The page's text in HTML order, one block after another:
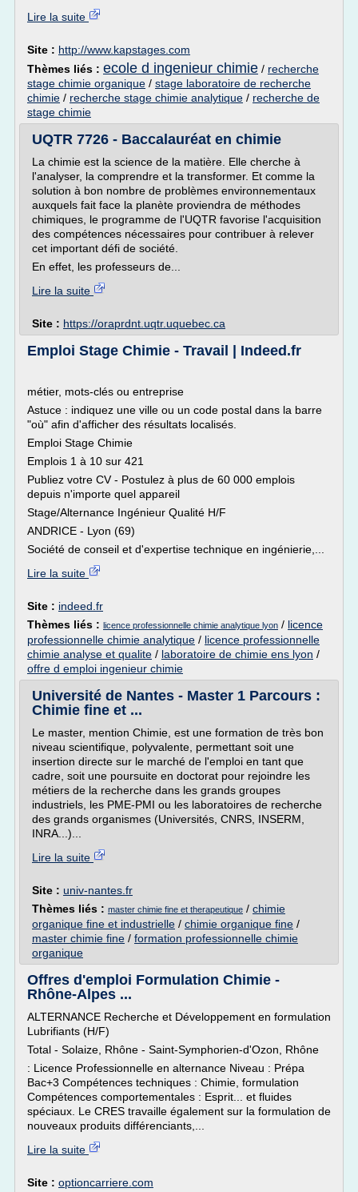
Lire la suite
Site : http://www.kapstages.com
Thèmes liés : ecole d ingenieur chimie / recherche
stage chimie organique / stage laboratoire de recherche
chimie / recherche stage chimie analytique / recherche de
stage chimie
UQTR 7726 - Baccalauréat en chimie
La chimie est la science de la matière. Elle cherche à
l'analyser, la comprendre et la transformer. Et comme la
solution à bon nombre de problèmes environnementaux
auxquels fait face la planète proviendra de méthodes
chimiques, le programme de l'UQTR favorise l'acquisition
des compétences nécessaires pour contribuer à relever
cet important défi de société.
En effet, les professeurs de...
Lire la suite
Site : https://oraprdnt.uqtr.uquebec.ca
Emploi Stage Chimie - Travail | Indeed.fr
métier, mots-clés ou entreprise
Astuce : indiquez une ville ou un code postal dans la barre
"où" afin d'afficher des résultats localisés.
Emploi Stage Chimie
Emplois 1 à 10 sur 421
Publiez votre CV - Postulez à plus de 60 000 emplois
depuis n'importe quel appareil
Stage/Alternance Ingénieur Qualité H/F
ANDRICE - Lyon (69)
Société de conseil et d'expertise technique en ingénierie,...
Lire la suite
Site : indeed.fr
Thèmes liés : licence professionnelle chimie analytique lyon / licence
professionnelle chimie analytique / licence professionnelle
chimie analyse et qualite / laboratoire de chimie ens lyon /
offre d emploi ingenieur chimie
Université de Nantes - Master 1 Parcours :
Chimie fine et ...
Le master, mention Chimie, est une formation de très bon
niveau scientifique, polyvalente, permettant soit une
insertion directe sur le marché de l'emploi en tant que
cadre, soit une poursuite en doctorat pour rejoindre les
métiers de la recherche dans les grands groupes
industriels, les PME-PMI ou les laboratoires de recherche
des grands organismes (Universités, CNRS, INSERM,
INRA...)...
Lire la suite
Site : univ-nantes.fr
Thèmes liés : master chimie fine et therapeutique / chimie
organique fine et industrielle / chimie organique fine /
master chimie fine / formation professionnelle chimie
organique
Offres d'emploi Formulation Chimie -
Rhône-Alpes ...
ALTERNANCE Recherche et Développement en formulation
Lubrifiants (H/F)
Total - Solaize, Rhône - Saint-Symphorien-d'Ozon, Rhône
: Licence Professionnelle en alternance Niveau : Prépa
Bac+3 Compétences techniques : Chimie, formulation
Compétences comportementales : Esprit... et fluides
spéciaux. Le CRES travaille également sur la formulation de
nouveaux produits différenciants,...
Lire la suite
Site : optioncarriere.com